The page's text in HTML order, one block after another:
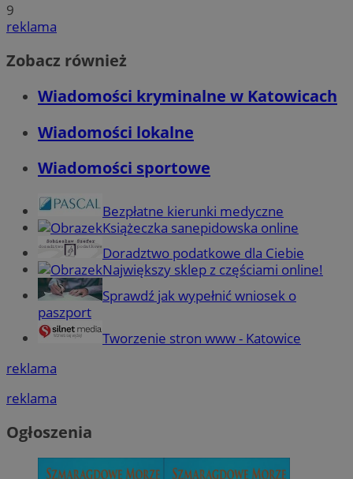
9
reklama
Zobacz również
Wiadomości kryminalne w Katowicach
Wiadomości lokalne
Wiadomości sportowe
Bezpłatne kierunki medyczne
Książeczka sanepidowska online
Doradztwo podatkowe dla Ciebie
Największy sklep z częściami online!
Sprawdź jak wypełnić wniosek o
paszport
Tworzenie stron www - Katowice
reklama
reklama
Ogłoszenia